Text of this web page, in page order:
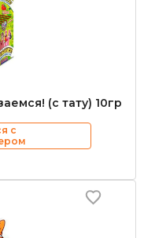
(с тату) 10гр
с